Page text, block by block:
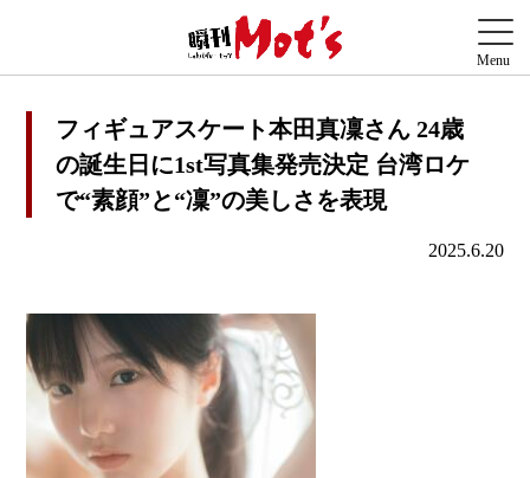
フィギュアスケート本田真凜さん 24歳
の誕生日に1st写真集発売決定 台湾ロケ
で“素顔”と“凜”の美しさを表現
2025.6.20